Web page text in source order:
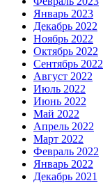
Январь 2023
Декабрь 2022
Ноябрь 2022
Октябрь 2022
Сентябрь 2022
Август 2022
Июль 2022
Июнь 2022
Май 2022
Апрель 2022
Март 2022
Февраль 2022
Январь 2022
Декабрь 2021